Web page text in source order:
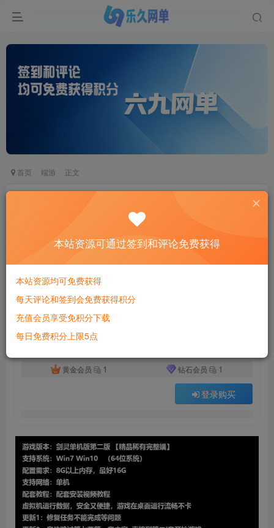
首页 端游 正文
六九网单剑灵单机版第二版一键端 3D剣靈BNS单
机局域网捏脸包赠送MOD网单
六九网单
2个月前更新
关注
1 2524 972
此内容为付费资源，请付费后查看
黄金会员
1 钻石会员 1
登录购买
付费资源
本站资源可通过签到和评论免费获得
本站资源均可免费获得
每天评论和签到会免费获得积分
充值会员享受免积分下载
每日免费积分上限5点